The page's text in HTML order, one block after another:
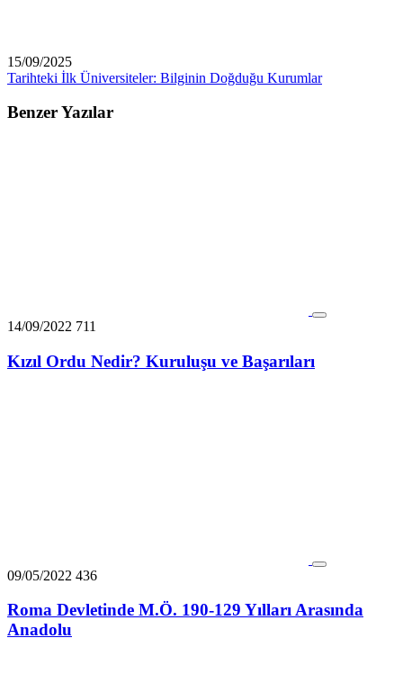
15/09/2025
Tarihteki İlk Üniversiteler: Bilginin Doğduğu Kurumlar
Benzer Yazılar
14/09/2022 711
Kızıl Ordu Nedir? Kuruluşu ve Başarıları
09/05/2022 436
Roma Devletinde M.Ö. 190-129 Yılları Arasında
Anadolu